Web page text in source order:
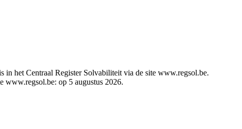
in het Centraal Register Solvabiliteit via de site www.regsol.be.
www.regsol.be: op 5 augustus 2026.